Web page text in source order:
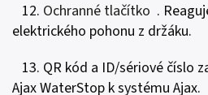
12. Ochranné tlačítko .
elektrického pohonu z držáku.
13. QR kód a ID/sériové číslo
Ajax WaterStop k systému Ajax.